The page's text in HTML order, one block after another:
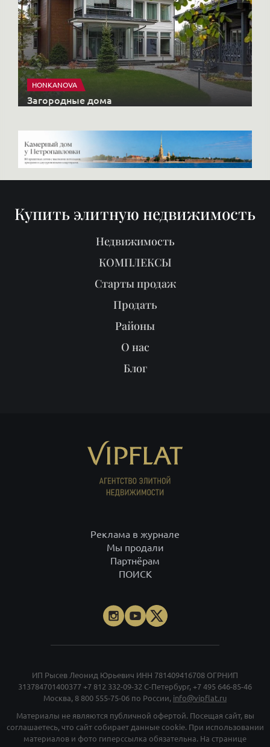
HONKANOVA
Загородные дома
Купить элитную недвижимость
Недвижимость
КОМПЛЕКСЫ
Старты продаж
Продать
Районы
О нас
Блог
Реклама в журнале
Мы продали
Партнёрам
ПОИСК
ИП Рысев Леонид Юрьевич ИНН 781409416708 ОГРНИП
313784701400377 +7 812 332-09-32 С-Петербург, +7 495 646-85-46
Москва, 8 800 555-75-06 по России, info@vipflat.ru
Материалы не являются публичной офертой. Посещая сайт, вы
соглашаетесь, что сайт собирает данные cookie. При использовании
материалов и фото гиперссылка обязательна. На странице